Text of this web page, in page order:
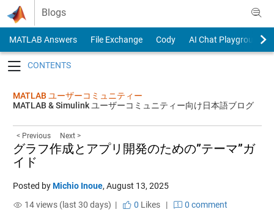
Skip to content
Blogs
MATLAB Answers File Exchange Cody
AI Chat Playground
MATLAB ユーザーコミュニティー
MATLAB & Simulink ユーザーコミュニティー向け日本語ブログ
< Previous Next >
グラフ作成とアプリ開発のための”テーマ”ガ
イド
Posted byMichio Inoue, August 13, 2025
14 views (last 30 days) |
0 Likes|
0 comment